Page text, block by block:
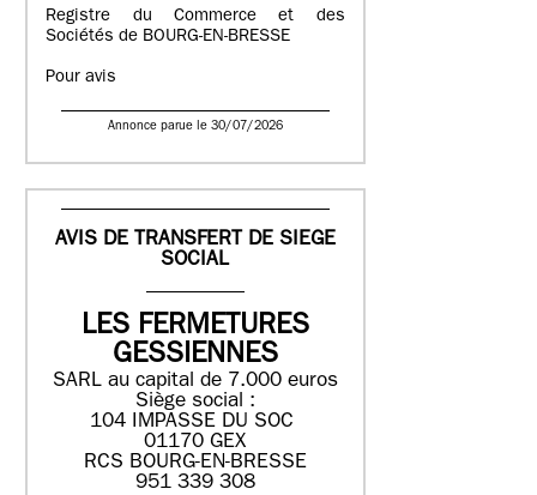
Registre du Commerce et des
Sociétés de BOURG-EN-BRESSE
Pour avis
Annonce parue le 30/07/2026
AVIS DE TRANSFERT DE SIEGE
SOCIAL
LES FERMETURES
GESSIENNES
SARL au capital de 7.000 euros
Siège social :
104 IMPASSE DU SOC
01170 GEX
RCS BOURG-EN-BRESSE
951 339 308